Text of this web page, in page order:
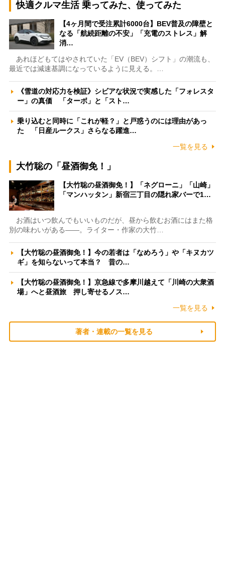
快適クルマ生活 乗ってみた、使ってみた
【4ヶ月間で受注累計6000台】BEV普及の障壁と
なる「航続距離の不安」「充電のストレス」解
消…
あれほどもてはやされていた「EV（BEV）シフト」の潮流も、
最近では減速基調になっているように見える。…
《雪道の対応力を検証》シビアな状況で実感した「フォレスタ
ー」の真価 「ターボ」と「スト…
乗り込むと同時に「これが軽？」と戸惑うのには理由があっ
た 「日産ルークス」さらなる躍進…
一覧を見る
大竹聡の「昼酒御免！」
【大竹聡の昼酒御免！】「ネグローニ」「山崎」
「マンハッタン」新宿三丁目の隠れ家バーで1…
お酒はいつ飲んでもいいものだが、昼から飲むお酒にはまた格
別の味わいがある――。ライター・作家の大竹…
【大竹聡の昼酒御免！】今の若者は「なめろう」や「キヌカツ
ギ」を知らないって本当？ 昔の…
【大竹聡の昼酒御免！】京急線で多摩川越えて「川崎の大衆酒
場」へと昼酒旅 押し寄せるノス…
一覧を見る
著者・連載の一覧を見る